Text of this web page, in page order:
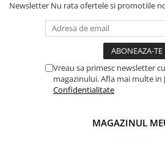
Newsletter Nu rata ofertele si promotiile
Vreau sa primesc newsletter
magazinului. Afla mai multe in
Confidentialitate
MAGAZINUL